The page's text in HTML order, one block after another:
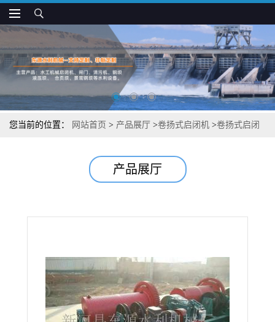
您当前的位置： 网站首页 > 产品展厅 >卷扬式启闭机 >卷扬式启闭
产品展厅